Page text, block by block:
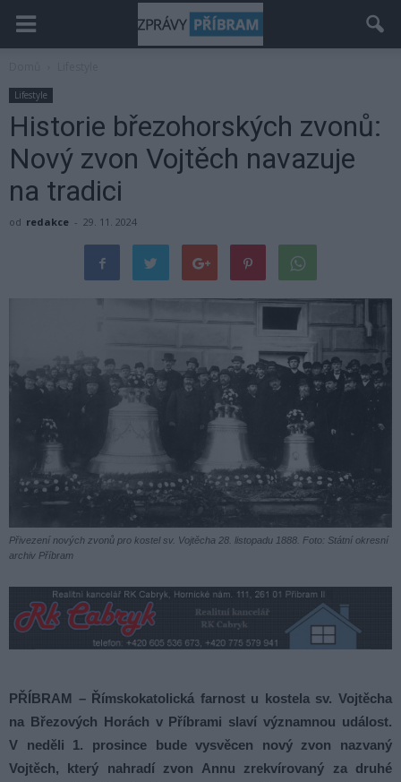
Lifestyle
Historie březohorských zvonů:
Nový zvon Vojtěch navazuje
na tradici
od redakce - 29. 11. 2024
Přivezení nových zvonů pro kostel sv. Vojtěcha 28. listopadu 1888. Foto: Státní okresní
archiv Příbram
PŘÍBRAM – Římskokatolická farnost u kostela sv. Vojtěcha
na Březových Horách v Příbrami slaví významnou událost.
V neděli 1. prosince bude vysvěcen nový zvon nazvaný
Vojtěch, který nahradí zvon Annu zrekvírovaný za druhé